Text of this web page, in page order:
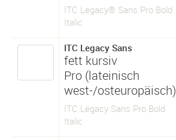
ITC Legacy® Sans Pro Bold
Italic
ITC Legacy Sans
fett kursiv
Pro (lateinisch
west-/osteuropäisch)
ITC Legacy Sans Pro Bold
Italic